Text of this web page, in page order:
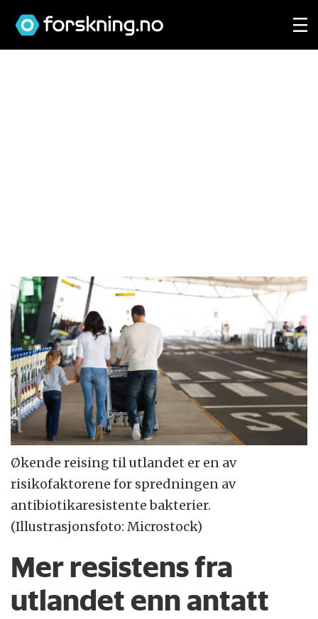
Økende reising til utlandet er en av
risikofaktorene for spredningen av
antibiotikaresistente bakterier.
(Illustrasjonsfoto: Microstock)
Mer resistens fra
utlandet enn antatt